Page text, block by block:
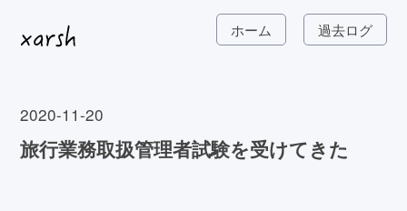
ホーム 過去ログ
2020-11-20
旅行業務取扱管理者試験を受けてきた